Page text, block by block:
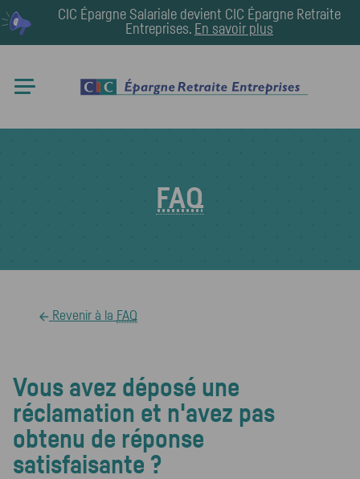
CIC Épargne Salariale devient CIC Épargne Retraite
Entreprises. En savoir plus
FAQ
Revenir à la FAQ
Vous avez déposé une
réclamation et n'avez pas
obtenu de réponse
satisfaisante ?